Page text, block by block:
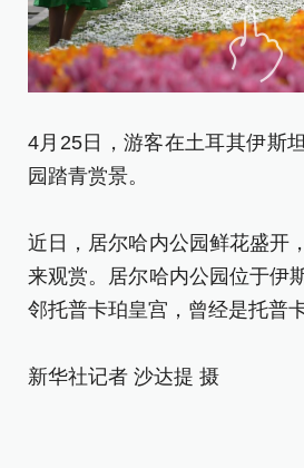
4月25日，游客在土耳其伊斯
园踏青赏景。
近日，居尔哈内公园鲜花盛开
来观赏。居尔哈内公园位于伊
邻托普卡珀皇宫，曾经是托普
新华社记者 沙达提 摄